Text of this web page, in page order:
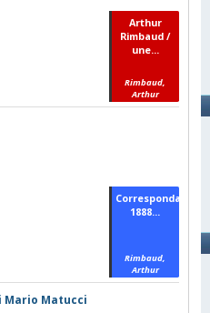
Arthur
Rimbaud /
une...
Rimbaud,
Arthur
Correspondance,
1888...
Rimbaud,
Arthur
Mario Matucci